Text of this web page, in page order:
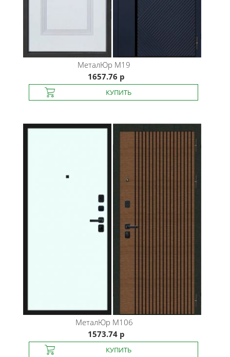
МеталЮр М19
1657.76 р
МеталЮр М106
1573.74 р